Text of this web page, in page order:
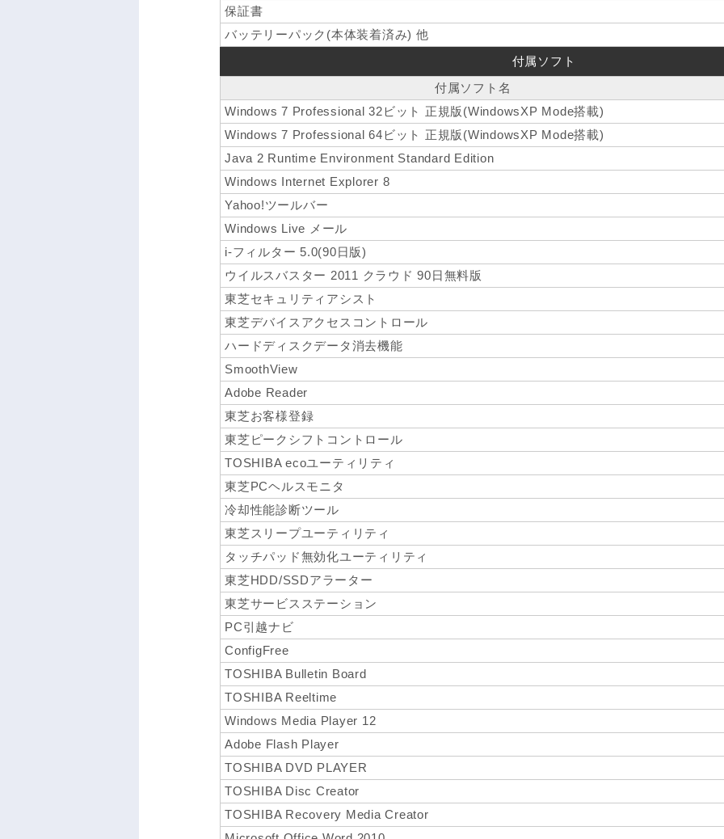
保証書
バッテリーパック(本体装着済み) 他
付属ソフト
付属ソフト名
Windows 7 Professional 32ビット 正規版(WindowsXP Mode搭載)
Windows 7 Professional 64ビット 正規版(WindowsXP Mode搭載)
Java 2 Runtime Environment Standard Edition
Windows Internet Explorer 8
Yahoo!ツールバー
Windows Live メール
i-フィルター 5.0(90日版)
ウイルスバスター 2011 クラウド 90日無料版
東芝セキュリティアシスト
東芝デバイスアクセスコントロール
ハードディスクデータ消去機能
SmoothView
Adobe Reader
東芝お客様登録
東芝ピークシフトコントロール
TOSHIBA ecoユーティリティ
東芝PCヘルスモニタ
冷却性能診断ツール
東芝スリープユーティリティ
タッチパッド無効化ユーティリティ
東芝HDD/SSDアラーター
東芝サービスステーション
PC引越ナビ
ConfigFree
TOSHIBA Bulletin Board
TOSHIBA Reeltime
Windows Media Player 12
Adobe Flash Player
TOSHIBA DVD PLAYER
TOSHIBA Disc Creator
TOSHIBA Recovery Media Creator